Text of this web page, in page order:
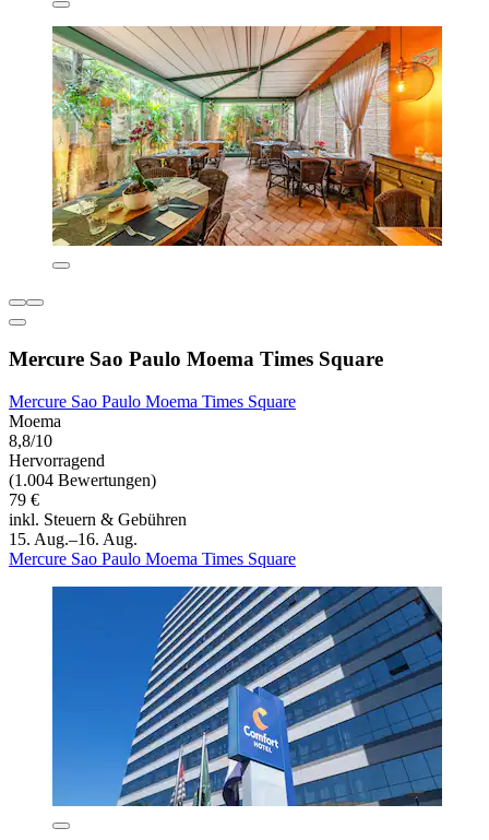
Mercure Sao Paulo Moema Times Square
Mercure Sao Paulo Moema Times Square
Moema
8,8/10
Hervorragend
(1.004 Bewertungen)
79 €
inkl. Steuern & Gebühren
15. Aug.–16. Aug.
Mercure Sao Paulo Moema Times Square